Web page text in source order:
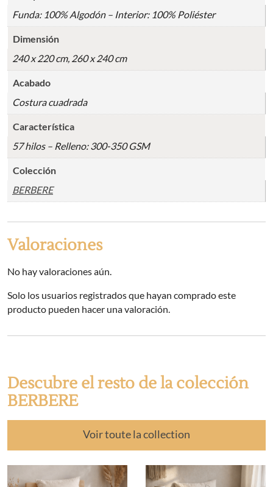
Funda: 100% Algodón – Interior: 100% Poliéster
Dimensión
240 x 220 cm, 260 x 240 cm
Acabado
Costura cuadrada
Característica
57 hilos – Relleno: 300-350 GSM
Colección
BERBERE
Valoraciones
No hay valoraciones aún.
Solo los usuarios registrados que hayan comprado este
producto pueden hacer una valoración.
Descubre el resto de la colección
BERBERE
Voir toute la collection